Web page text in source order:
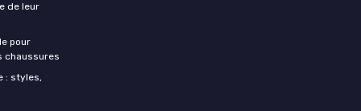
de leur
pour
chaussures
: styles,